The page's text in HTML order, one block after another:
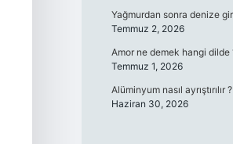
Yağmurdan sonra denize
Temmuz 2, 2026
Amor ne demek hangi dilde
Temmuz 1, 2026
Alüminyum nasıl ayrıştırılır ?
Haziran 30, 2026